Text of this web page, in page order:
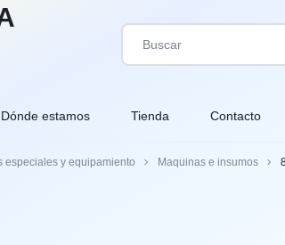
Dónde estamos Tienda Contacto
especiales y equipamiento Maquinas e insumos